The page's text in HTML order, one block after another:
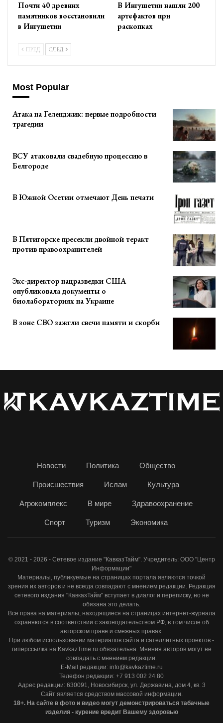
Почти 40 древних
памятников восстановили
в Ингушетии
В Ингушетии нашли 200
артефактов при
раскопках
ПРЕД СЛЕД
Most Popular
Атака на Геленджик: первые подробности
трагедии
ВСУ атаковали свадебную процессию в
Белгороде
В Южной Осетии отмечают День печати
В Пятигорске пресекли двойной теракт
против правоохранителей
Экс-директор нацразведки США
опубликовала документы о
биолабораториях на Украине
В зоне СВО зажгли свечи памяти и скорби
Новости Политика Общество
Происшествия Ислам Культура
Агрокомплекс В мире Здравоохранение
Спорт Туризм Экономика
© 2021 - 2026 - Сетевое издание "КавказТайм". Учредитель: ООО "Центр
Информации"
Материалы, публикуемые на страницах портала являются точкой
зрения их авторов и не всегда совпадают с мнением редакции. Редакция
сетевого издания "КавказТайм" вступает в диалог и переписку, но не
обязана это делать.
Все права на материалы, находящиеся на страницах интернет-журнала
охраняются в соответствии с законодательством РФ, в том числе об
авторском праве и смежных правах.
При любом использовании материалов сайта и сателлитных проектов -
гиперссылка на KavkazTime.ru обязательна. Мнения авторов могут не
совпадать с мнением редакции.
E-Mail редакции: info@kavkaztime.ru
Телефон редакции: +7 913 002 24 80
Адрес редакции: 630091, Новосибирск, ул. Державина, дом 4, кв. 3
Сайт является средством массовой информации.
18+. На сайте в фото и видео могут демонстрироваться табачные
изделия - курение вредит Вашему здоровью